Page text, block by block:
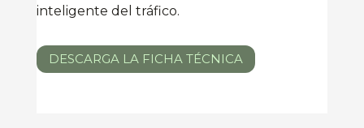
inteligente del tráfico.
DESCARGA LA FICHA TÉCNICA